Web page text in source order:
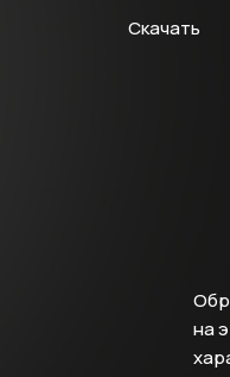
Скачать
на